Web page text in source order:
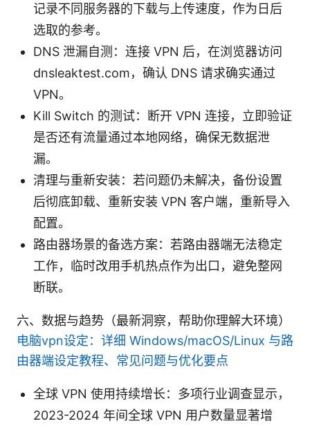
记录不同服务器的下载与上传速度，作为日后
选取的参考。
DNS 泄漏自测：连接 VPN 后，在浏览器访问
dnsleaktest.com，确认 DNS 请求确实通过
VPN。
Kill Switch 的测试：断开 VPN 连接，立即验证
是否还有流量通过本地网络，确保无数据泄
漏。
清理与重新安装：若问题仍未解决，备份设置
后彻底卸载、重新安装 VPN 客户端，重新导入
配置。
路由器场景的备选方案：若路由器端无法稳定
工作，临时改用手机热点作为出口，避免整网
断联。
六、数据与趋势（最新洞察，帮助你理解大环境）
电脑vpn设定：详细 Windows/macOS/Linux 与路
由器端设定教程、常见问题与优化要点
全球 VPN 使用持续增长：多项行业调查显示，
2023-2024 年间全球 VPN 用户数量显著增